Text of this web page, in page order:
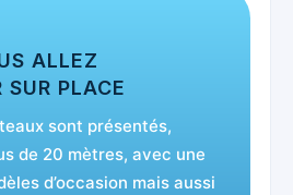
ALLEZ
SUR PLACE
sont présentés,
de 20 mètres, avec une
d’occasion mais aussi